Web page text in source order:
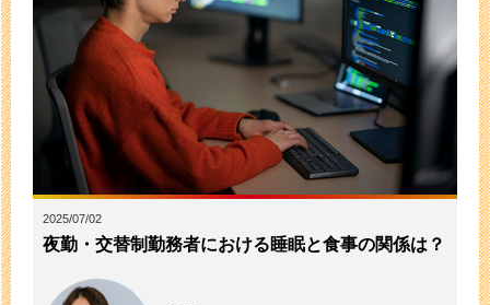
2025/07/02
夜勤・交替制勤務者における睡眠と食事の関係は？